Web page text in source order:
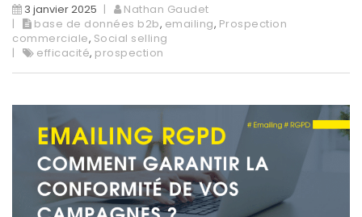
3 janvier 2025
Nathan Gaudet
base de données b2b, emailing, Prospection
commerciale, Social selling
efficacité, prospection